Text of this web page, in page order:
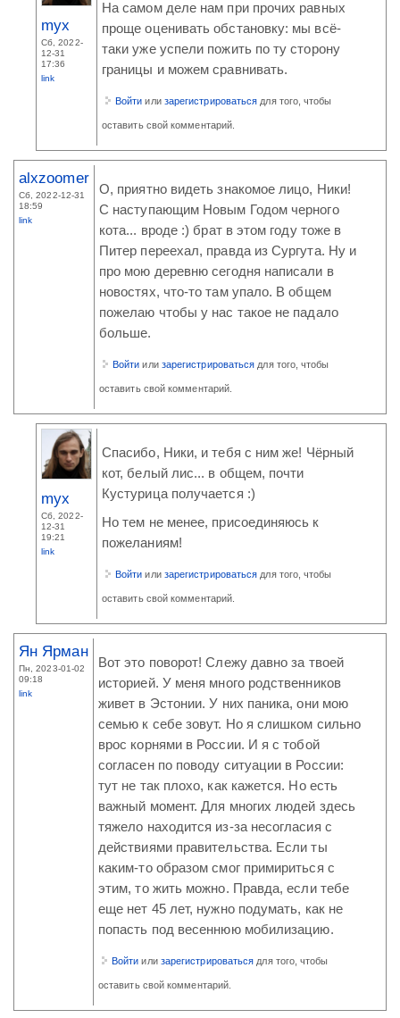
myx
Сб, 2022-
12-31
17:36
link
На самом деле нам при прочих равных
проще оценивать обстановку: мы всё-
таки уже успели пожить по ту сторону
границы и можем сравнивать.
Войти или зарегистрироваться для того, чтобы
оставить свой комментарий.
alxzoomer
Сб, 2022-12-31
18:59
link
О, приятно видеть знакомое лицо, Ники!
С наступающим Новым Годом черного
кота... вроде :) брат в этом году тоже в
Питер переехал, правда из Сургута. Ну и
про мою деревню сегодня написали в
новостях, что-то там упало. В общем
пожелаю чтобы у нас такое не падало
больше.
Войти или зарегистрироваться для того, чтобы
оставить свой комментарий.
myx
Сб, 2022-
12-31
19:21
link
Спасибо, Ники, и тебя с ним же! Чёрный
кот, белый лис... в общем, почти
Кустурица получается :)
Но тем не менее, присоединяюсь к
пожеланиям!
Войти или зарегистрироваться для того, чтобы
оставить свой комментарий.
Ян Ярман
Пн, 2023-01-02
09:18
link
Вот это поворот! Слежу давно за твоей
историей. У меня много родственников
живет в Эстонии. У них паника, они мою
семью к себе зовут. Но я слишком сильно
врос корнями в России. И я с тобой
согласен по поводу ситуации в России:
тут не так плохо, как кажется. Но есть
важный момент. Для многих людей здесь
тяжело находится из-за несогласия с
действиями правительства. Если ты
каким-то образом смог примириться с
этим, то жить можно. Правда, если тебе
еще нет 45 лет, нужно подумать, как не
попасть под весеннюю мобилизацию.
Войти или зарегистрироваться для того, чтобы
оставить свой комментарий.